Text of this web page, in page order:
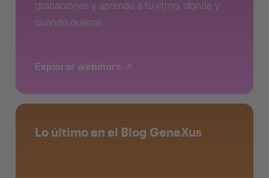
grabaciones y aprende a tu ritmo, donde y
cuando quieras.
Explorar webinars
Lo último en el Blog GeneXus